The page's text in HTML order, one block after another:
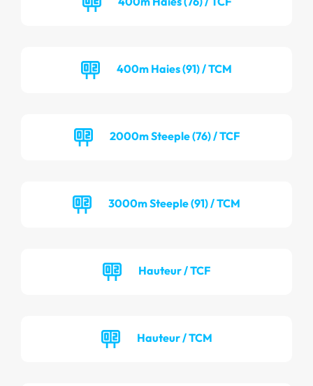
400m Haies (91) / TCM
2000m Steeple (76) / TCF
3000m Steeple (91) / TCM
Hauteur / TCF
Hauteur / TCM